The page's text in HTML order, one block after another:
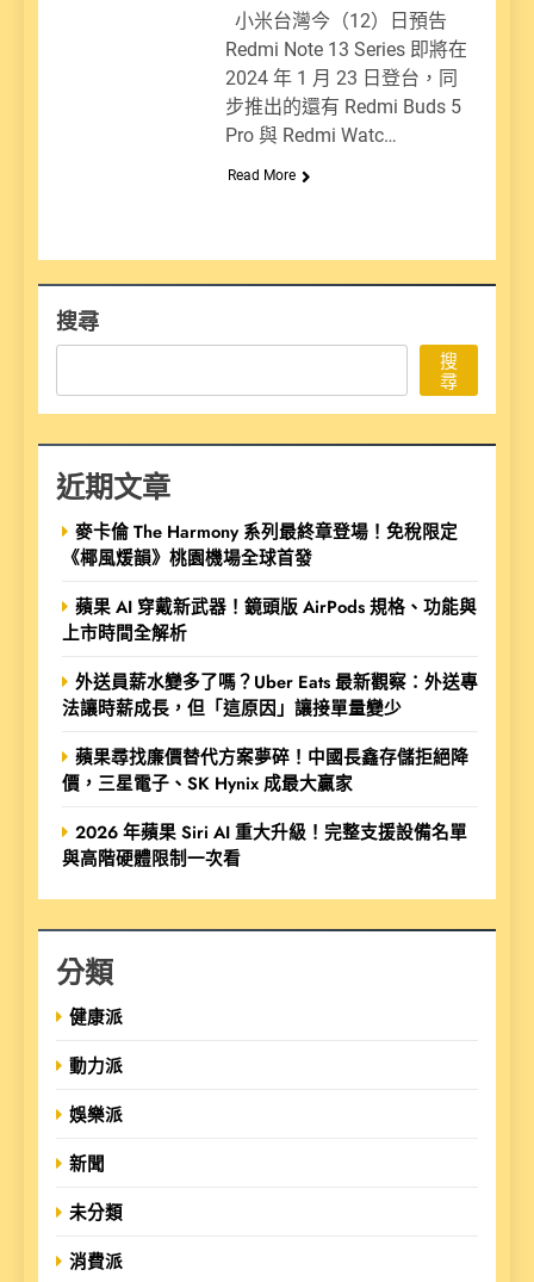
小米台灣今（12）日預告
Redmi Note 13 Series 即將在
2024 年 1 月 23 日登台，同
步推出的還有 Redmi Buds 5
Pro 與 Redmi Watc…
Read More
搜尋
搜
尋
近期文章
麥卡倫 The Harmony 系列最終章登場！免稅限定
《椰風煖韻》桃園機場全球首發
蘋果 AI 穿戴新武器！鏡頭版 AirPods 規格、功能與
上市時間全解析
外送員薪水變多了嗎？Uber Eats 最新觀察：外送專
法讓時薪成長，但「這原因」讓接單量變少
蘋果尋找廉價替代方案夢碎！中國長鑫存儲拒絕降
價，三星電子、SK Hynix 成最大贏家
2026 年蘋果 Siri AI 重大升級！完整支援設備名單
與高階硬體限制一次看
分類
健康派
動力派
娛樂派
新聞
未分類
消費派